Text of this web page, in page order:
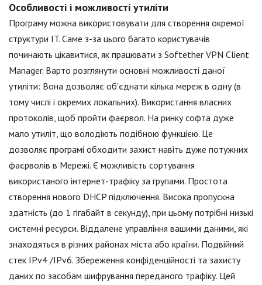
Особливості і можливості утиліти
Програму можна використовувати для створення окремої
структури IT. Саме з-за цього багато користувачів
починають цікавитися, як працювати з Softether VPN Client
Manager. Варто розглянути основні можливості даної
утиліти: Вона дозволяє об'єднати кілька мереж в одну (в
тому числі і окремих локальних). Використання власних
протоколів, щоб пройти фаєрвол. На ринку софта дуже
мало утиліт, що володіють подібною функцією. Це
дозволяє програмі обходити захист навіть дуже потужних
фаєрволів в Мережі. Є можливість сортування
використаного інтернет-трафіку за групами. Простота
створення нового DHCP підключення. Висока пропускна
здатність (до 1 гігабайт в секунду), при цьому потрібні низькі
системні ресурси. Віддалене управління вашими даними, які
знаходяться в різних районах міста або країни. Подвійний
стек IPv4 /IPv6. Збереження конфіденційності та захисту
даних по засобам шифрування переданого трафіку. Цей